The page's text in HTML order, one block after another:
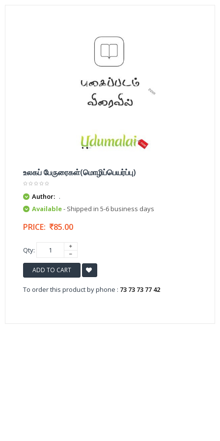
உலகப் பேருரைகள்(மொழிப்பெயர்ப்பு)
Author: .
Available- Shipped in 5-6 business days
PRICE: 85.00
Qty:
ADD TO CART
To order this product by phone : 73 73 73 77 42